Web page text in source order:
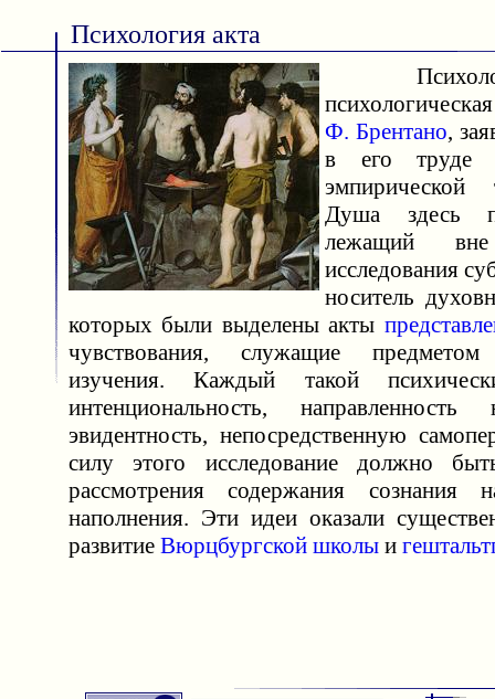
Психология акта
Ф. Брентано,
в его труде
эмпирической
Душа здесь
лежащий вне
исследования
носитель
которых были выделены акты
чувствования, служащие предметом
изучения. Каждый такой
интенциональность,
эвидентность, непосредственную
силу этого исследование должно
рассмотрения содержания сознания
наполнения. Эти идеи оказали
развитие Вюрцбургской школы и